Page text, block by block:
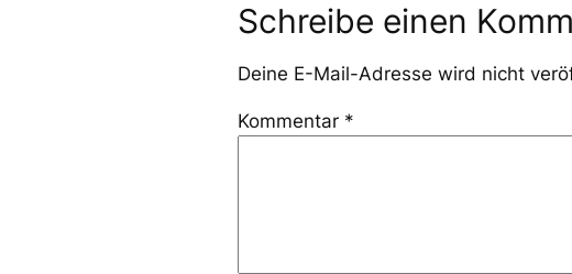
Schreibe einen
Deine E-Mail-Adresse wird nicht
Kommentar *